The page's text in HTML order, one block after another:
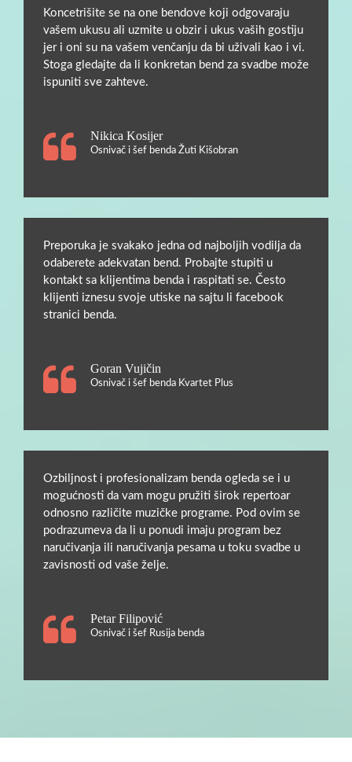
Koncetrišite se na one bendove koji odgovaraju
vašem ukusu ali uzmite u obzir i ukus vaših gostiju
jer i oni su na vašem venčanju da bi uživali kao i vi.
Stoga gledajte da li konkretan bend za svadbe može
ispuniti sve zahteve.
Nikica Kosijer
Osnivač i šef benda Žuti Kišobran
Preporuka je svakako jedna od najboljih vodilja da
odaberete adekvatan bend. Probajte stupiti u
kontakt sa klijentima benda i raspitati se. Često
klijenti iznesu svoje utiske na sajtu li facebook
stranici benda.
Goran Vujičin
Osnivač i šef benda Kvartet Plus
Ozbiljnost i profesionalizam benda ogleda se i u
mogućnosti da vam mogu pružiti širok repertoar
odnosno različite muzičke programe. Pod ovim se
podrazumeva da li u ponudi imaju program bez
naručivanja ili naručivanja pesama u toku svadbe u
zavisnosti od vaše želje.
Petar Filipović
Osnivač i šef Rusija benda